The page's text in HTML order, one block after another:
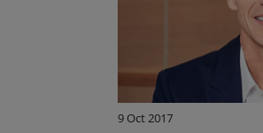
9 Oct 2017